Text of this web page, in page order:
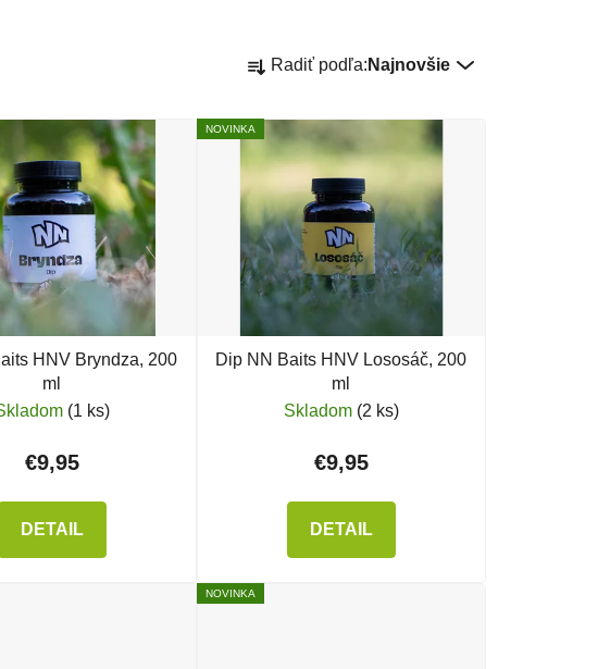
Radenie produktov
Radiť podľa: Najnovšie
HNV Bryndza, 200
ml
(1 ks)
€9,95
DETAIL
NOVINKA
Dip NN Baits HNV Lososáč, 200
ml
Skladom (2 ks)
€9,95
DETAIL
NOVINKA